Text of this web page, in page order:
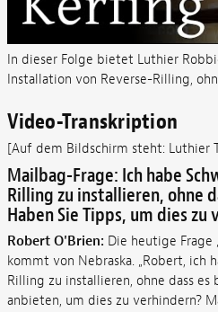
In dieser Folge bietet Luthier
Installation von Reverse-Rilling,
Video-Transkription
[Auf dem Bildschirm steht: Luthier
Mailbag-Frage: Ich habe
Rilling zu installieren, ohne
Haben Sie Tipps, um dies zu
Robert O'Brien: Die heutige Frage
kommt von Nebraska. „Robert, ich
Rilling zu installieren, ohne dass es
anbieten, um dies zu verhindern?